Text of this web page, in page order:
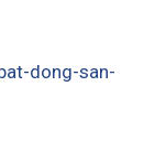
dong-san-